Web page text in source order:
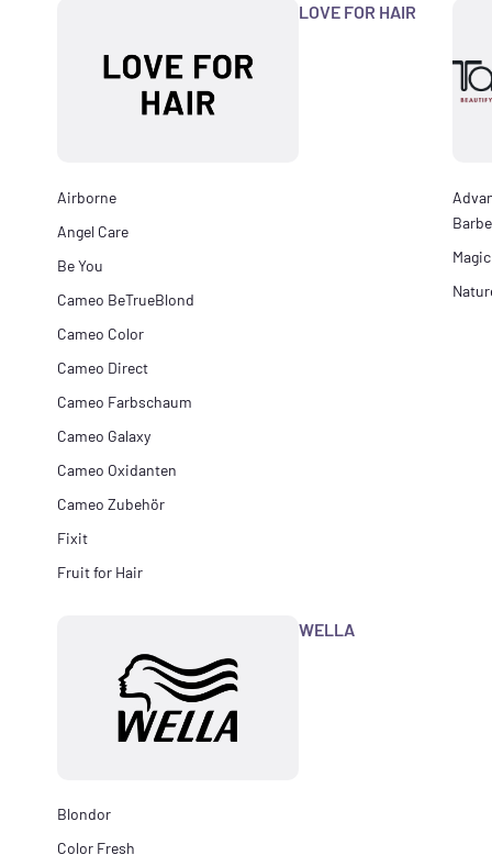
LOVE FOR HAIR
Airborne
Angel Care
Be You
Cameo BeTrueBlond
Cameo Color
Cameo Direct
Cameo Farbschaum
Cameo Galaxy
Cameo Oxidanten
Cameo Zubehör
Fixit
Fruit for Hair
WELLA
Blondor
Color Fresh